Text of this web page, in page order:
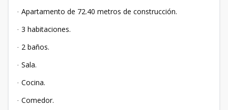
· Apartamento de 72.40 metros de construcción.
· 3 habitaciones.
· 2 baños.
· Sala.
· Cocina.
· Comedor.